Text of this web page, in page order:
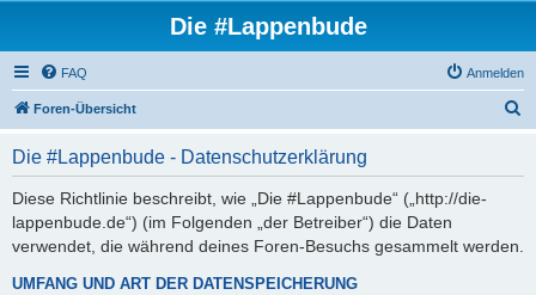
Die #Lappenbude
FAQ Anmelden
Foren-Übersicht
Die #Lappenbude - Datenschutzerklärung
Diese Richtlinie beschreibt, wie „Die #Lappenbude“ („http://die-
lappenbude.de“) (im Folgenden „der Betreiber“) die Daten
verwendet, die während deines Foren-Besuchs gesammelt werden.
UMFANG UND ART DER DATENSPEICHERUNG